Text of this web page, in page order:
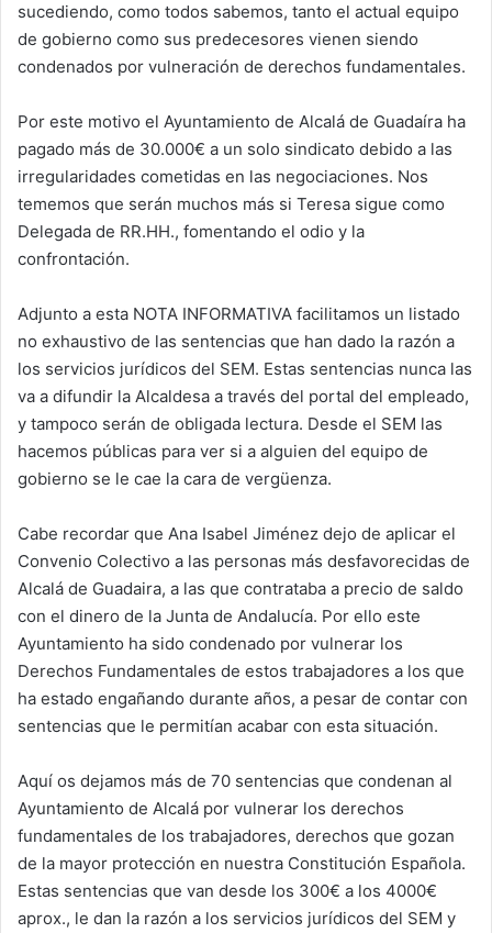
sucediendo, como todos sabemos, tanto el actual equipo
de gobierno como sus predecesores vienen siendo
condenados por vulneración de derechos fundamentales.
Por este motivo el Ayuntamiento de Alcalá de Guadaíra ha
pagado más de 30.000€ a un solo sindicato debido a las
irregularidades cometidas en las negociaciones. Nos
tememos que serán muchos más si Teresa sigue como
Delegada de RR.HH., fomentando el odio y la
confrontación.
Adjunto a esta NOTA INFORMATIVA facilitamos un listado
no exhaustivo de las sentencias que han dado la razón a
los servicios jurídicos del SEM. Estas sentencias nunca las
va a difundir la Alcaldesa a través del portal del empleado,
y tampoco serán de obligada lectura. Desde el SEM las
hacemos públicas para ver si a alguien del equipo de
gobierno se le cae la cara de vergüenza.
Cabe recordar que Ana Isabel Jiménez dejo de aplicar el
Convenio Colectivo a las personas más desfavorecidas de
Alcalá de Guadaira, a las que contrataba a precio de saldo
con el dinero de la Junta de Andalucía. Por ello este
Ayuntamiento ha sido condenado por vulnerar los
Derechos Fundamentales de estos trabajadores a los que
ha estado engañando durante años, a pesar de contar con
sentencias que le permitían acabar con esta situación.
Aquí os dejamos más de 70 sentencias que condenan al
Ayuntamiento de Alcalá por vulnerar los derechos
fundamentales de los trabajadores, derechos que gozan
de la mayor protección en nuestra Constitución Española.
Estas sentencias que van desde los 300€ a los 4000€
aprox., le dan la razón a los servicios jurídicos del SEM y